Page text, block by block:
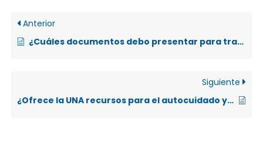
Anterior
¿Cuáles documentos debo presentar para tramites de reconocimiento de cursos?
Siguiente
¿Ofrece la UNA recursos para el autocuidado y educación en salud?